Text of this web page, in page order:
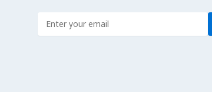
Enter address